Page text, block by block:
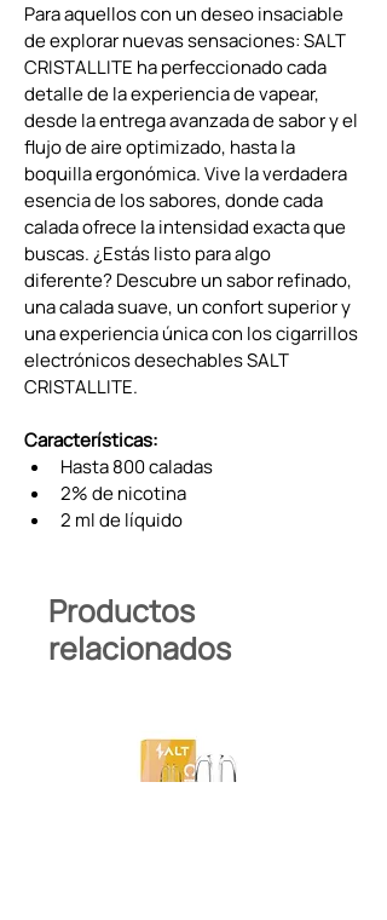
Para aquellos con un deseo insaciable
de explorar nuevas sensaciones: SALT
CRISTALLITE ha perfeccionado cada
detalle de la experiencia de vapear,
desde la entrega avanzada de sabor y el
flujo de aire optimizado, hasta la
boquilla ergonómica. Vive la verdadera
esencia de los sabores, donde cada
calada ofrece la intensidad exacta que
buscas. ¿Estás listo para algo
diferente? Descubre un sabor refinado,
una calada suave, un confort superior y
una experiencia única con los cigarrillos
electrónicos desechables SALT
CRISTALLITE.
Características:
Hasta 800 caladas
2% de nicotina
2 ml de líquido
Productos
relacionados